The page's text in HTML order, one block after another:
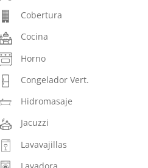
Cobertura
Cocina
Horno
Congelador Vert.
Hidromasaje
Jacuzzi
Lavavajillas